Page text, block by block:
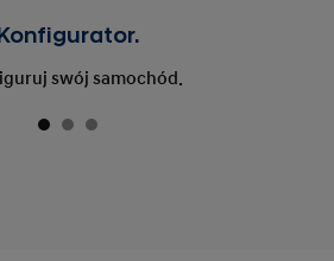
swój samochód.